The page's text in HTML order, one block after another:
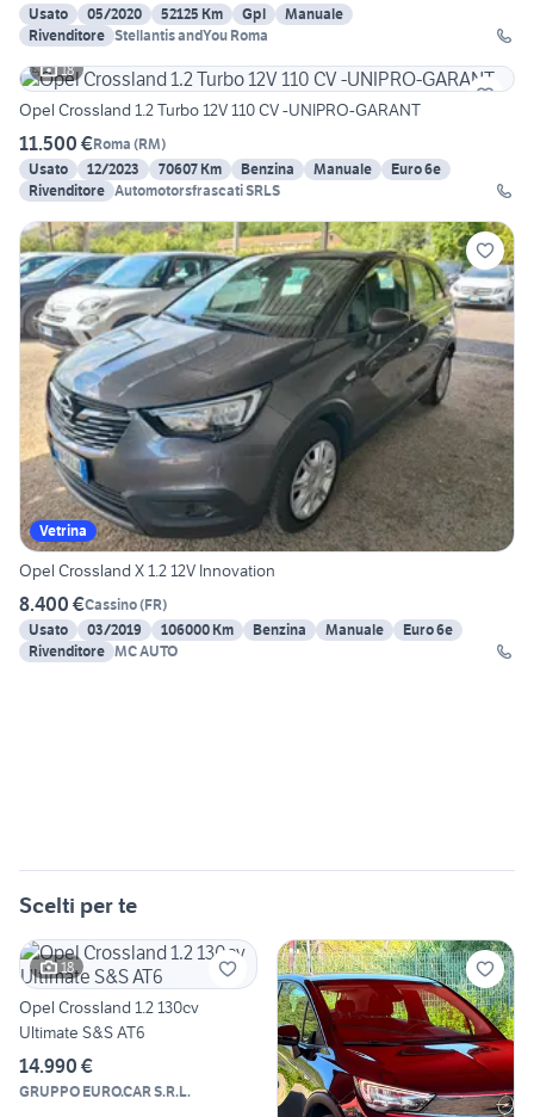
Usato 05/2020 52125 Km Gpl
Manuale
Rivenditore Stellantis andYou Roma
18
Opel Crossland 1.2 Turbo 12V 110 CV -UNIPRO-GARANT
11.500 €Roma (RM)
Usato
12/2023 70607 Km Benzina Manuale
Euro 6e
Rivenditore Automotorsfrascati SRLS
Vetrina
Opel Crossland X 1.2 12V Innovation
8.400 €Cassino(FR)
Usato
03/2019 106000 Km Benzina Manuale
Euro 6e
Rivenditore MC AUTO
Scelti per te
18
Opel Crossland 1.2 130cv
Ultimate S&S AT6
14.990 €
GRUPPO EURO.CAR S.R.L.